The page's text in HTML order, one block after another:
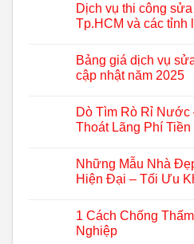
Dịch vụ thi công
Tp.HCM và các tỉnh
Bảng giá dịch vụ
cập nhật năm 2025
Dò Tìm Rò Rỉ Nước
Thoát Lãng Phí Tiền
Những Mẫu Nhà
Hiện Đại – Tối Ưu
1 Cách Chống
Nghiệp